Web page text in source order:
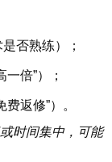
否熟练）；
倍”）；
返修”）。
时间集中，可能